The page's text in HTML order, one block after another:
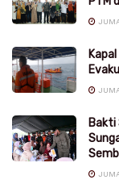
Bakti